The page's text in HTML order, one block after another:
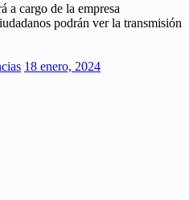
a cargo de la empresa
podrán ver la transmisión
18 enero, 2024